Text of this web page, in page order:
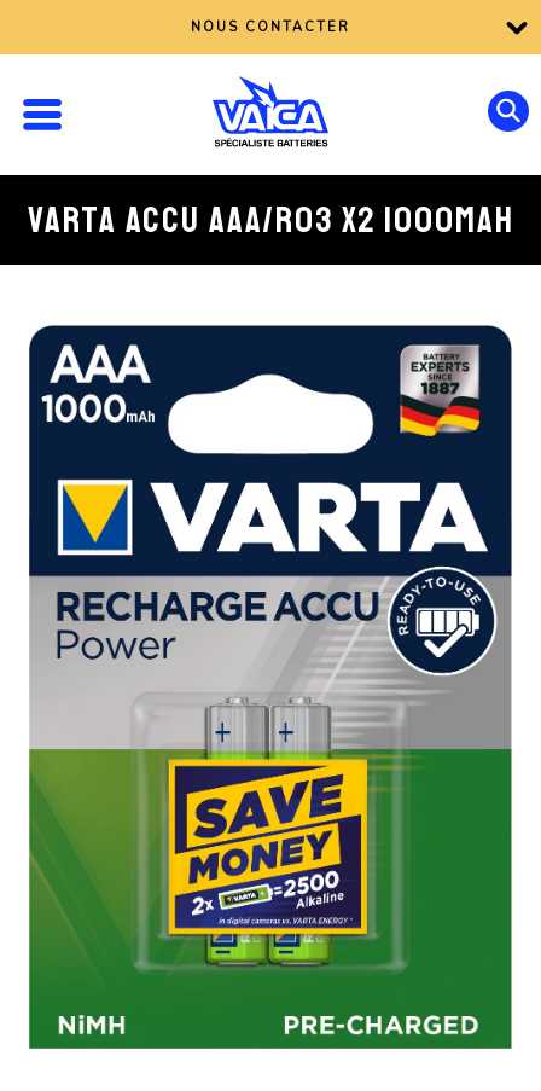
NOUS CONTACTER
VARTA ACCU AAA/R03 X2 1000MAH